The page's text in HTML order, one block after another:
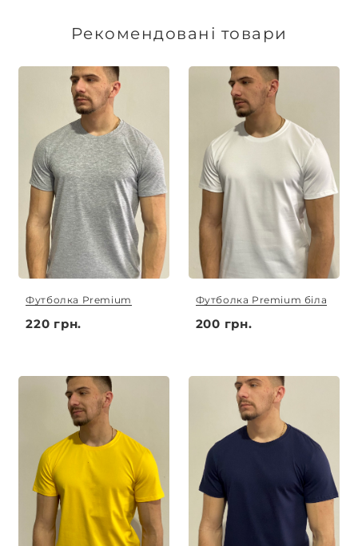
виготовлення індивідуальних замовлень
Рекомендовані товари
Футболка Premium
220 грн.
Футболка Premium біла
200 грн.